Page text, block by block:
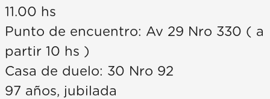
11.00 hs
Punto de encuentro: Av 29 Nro 330 ( a
partir 10 hs )
Casa de duelo: 30 Nro 92
97 años, jubilada